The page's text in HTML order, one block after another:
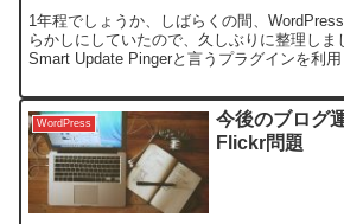
1年程でしょうか、しばらくの間、
らかしにしていたので、久しぶりに整理しま
Smart Update Pingerと言うプラグインを利用
WordPress
今後のブログ
Flickr問題